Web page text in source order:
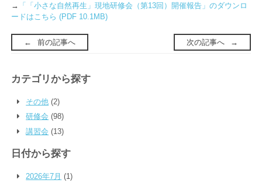
→ 「「小さな自然再生」現地研修会（第13回）開催報告」のダウンロ
ードはこちら (PDF 10.1MB)
前の記事へ 次の記事へ
カテゴリから探す
その他 (2)
研修会 (98)
講習会 (13)
日付から探す
2026年7月 (1)